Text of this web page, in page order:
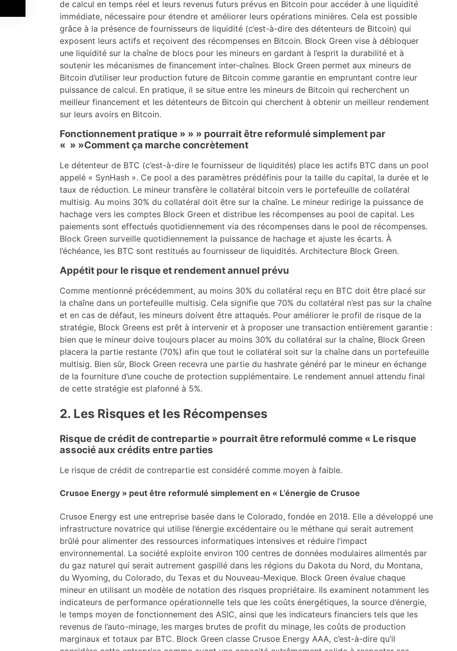
de calcul en temps réel et leurs revenus futurs prévus en Bitcoin pour accéder à une liquidité
immédiate, nécessaire pour étendre et améliorer leurs opérations minières. Cela est possible
grâce à la présence de fournisseurs de liquidité (c’est-à-dire des détenteurs de Bitcoin) qui
exposent leurs actifs et reçoivent des récompenses en Bitcoin. Block Green vise à débloquer
une liquidité sur la chaîne de blocs pour les mineurs en gardant à l’esprit la durabilité et à
soutenir les mécanismes de financement inter-chaînes. Block Green permet aux mineurs de
Bitcoin d’utiliser leur production future de Bitcoin comme garantie en empruntant contre leur
puissance de calcul. En pratique, il se situe entre les mineurs de Bitcoin qui recherchent un
meilleur financement et les détenteurs de Bitcoin qui cherchent à obtenir un meilleur rendement
sur leurs avoirs en Bitcoin.
Fonctionnement pratique » » » pourrait être reformulé simplement par
« » »Comment ça marche concrètement
Le détenteur de BTC (c’est-à-dire le fournisseur de liquidités) place les actifs BTC dans un pool
appelé « SynHash ». Ce pool a des paramètres prédéfinis pour la taille du capital, la durée et le
taux de réduction. Le mineur transfère le collatéral bitcoin vers le portefeuille de collatéral
multisig. Au moins 30% du collatéral doit être sur la chaîne. Le mineur redirige la puissance de
hachage vers les comptes Block Green et distribue les récompenses au pool de capital. Les
paiements sont effectués quotidiennement via des récompenses dans le pool de récompenses.
Block Green surveille quotidiennement la puissance de hachage et ajuste les écarts. À
l’échéance, les BTC sont restitués au fournisseur de liquidités. Architecture Block Green.
Appétit pour le risque et rendement annuel prévu
Comme mentionné précédemment, au moins 30% du collatéral reçu en BTC doit être placé sur
la chaîne dans un portefeuille multisig. Cela signifie que 70% du collatéral n’est pas sur la chaîne
et en cas de défaut, les mineurs doivent être attaqués. Pour améliorer le profil de risque de la
stratégie, Block Greens est prêt à intervenir et à proposer une transaction entièrement garantie :
bien que le mineur doive toujours placer au moins 30% du collatéral sur la chaîne, Block Green
placera la partie restante (70%) afin que tout le collatéral soit sur la chaîne dans un portefeuille
multisig. Bien sûr, Block Green recevra une partie du hashrate généré par le mineur en échange
de la fourniture d’une couche de protection supplémentaire. Le rendement annuel attendu final
de cette stratégie est plafonné à 5%.
2. Les Risques et les Récompenses
Risque de crédit de contrepartie » pourrait être reformulé comme « Le risque
associé aux crédits entre parties
Le risque de crédit de contrepartie est considéré comme moyen à faible.
Crusoe Energy » peut être reformulé simplement en « L’énergie de Crusoe
Crusoe Energy est une entreprise basée dans le Colorado, fondée en 2018. Elle a développé une
infrastructure novatrice qui utilise l’énergie excédentaire ou le méthane qui serait autrement
brûlé pour alimenter des ressources informatiques intensives et réduire l’impact
environnemental. La société exploite environ 100 centres de données modulaires alimentés par
du gaz naturel qui serait autrement gaspillé dans les régions du Dakota du Nord, du Montana,
du Wyoming, du Colorado, du Texas et du Nouveau-Mexique. Block Green évalue chaque
mineur en utilisant un modèle de notation des risques propriétaire. Ils examinent notamment les
indicateurs de performance opérationnelle tels que les coûts énergétiques, la source d’énergie,
le temps moyen de fonctionnement des ASIC, ainsi que les indicateurs financiers tels que les
revenus de l’auto-minage, les marges brutes de profit du minage, les coûts de production
marginaux et totaux par BTC. Block Green classe Crusoe Energy AAA, c’est-à-dire qu’il